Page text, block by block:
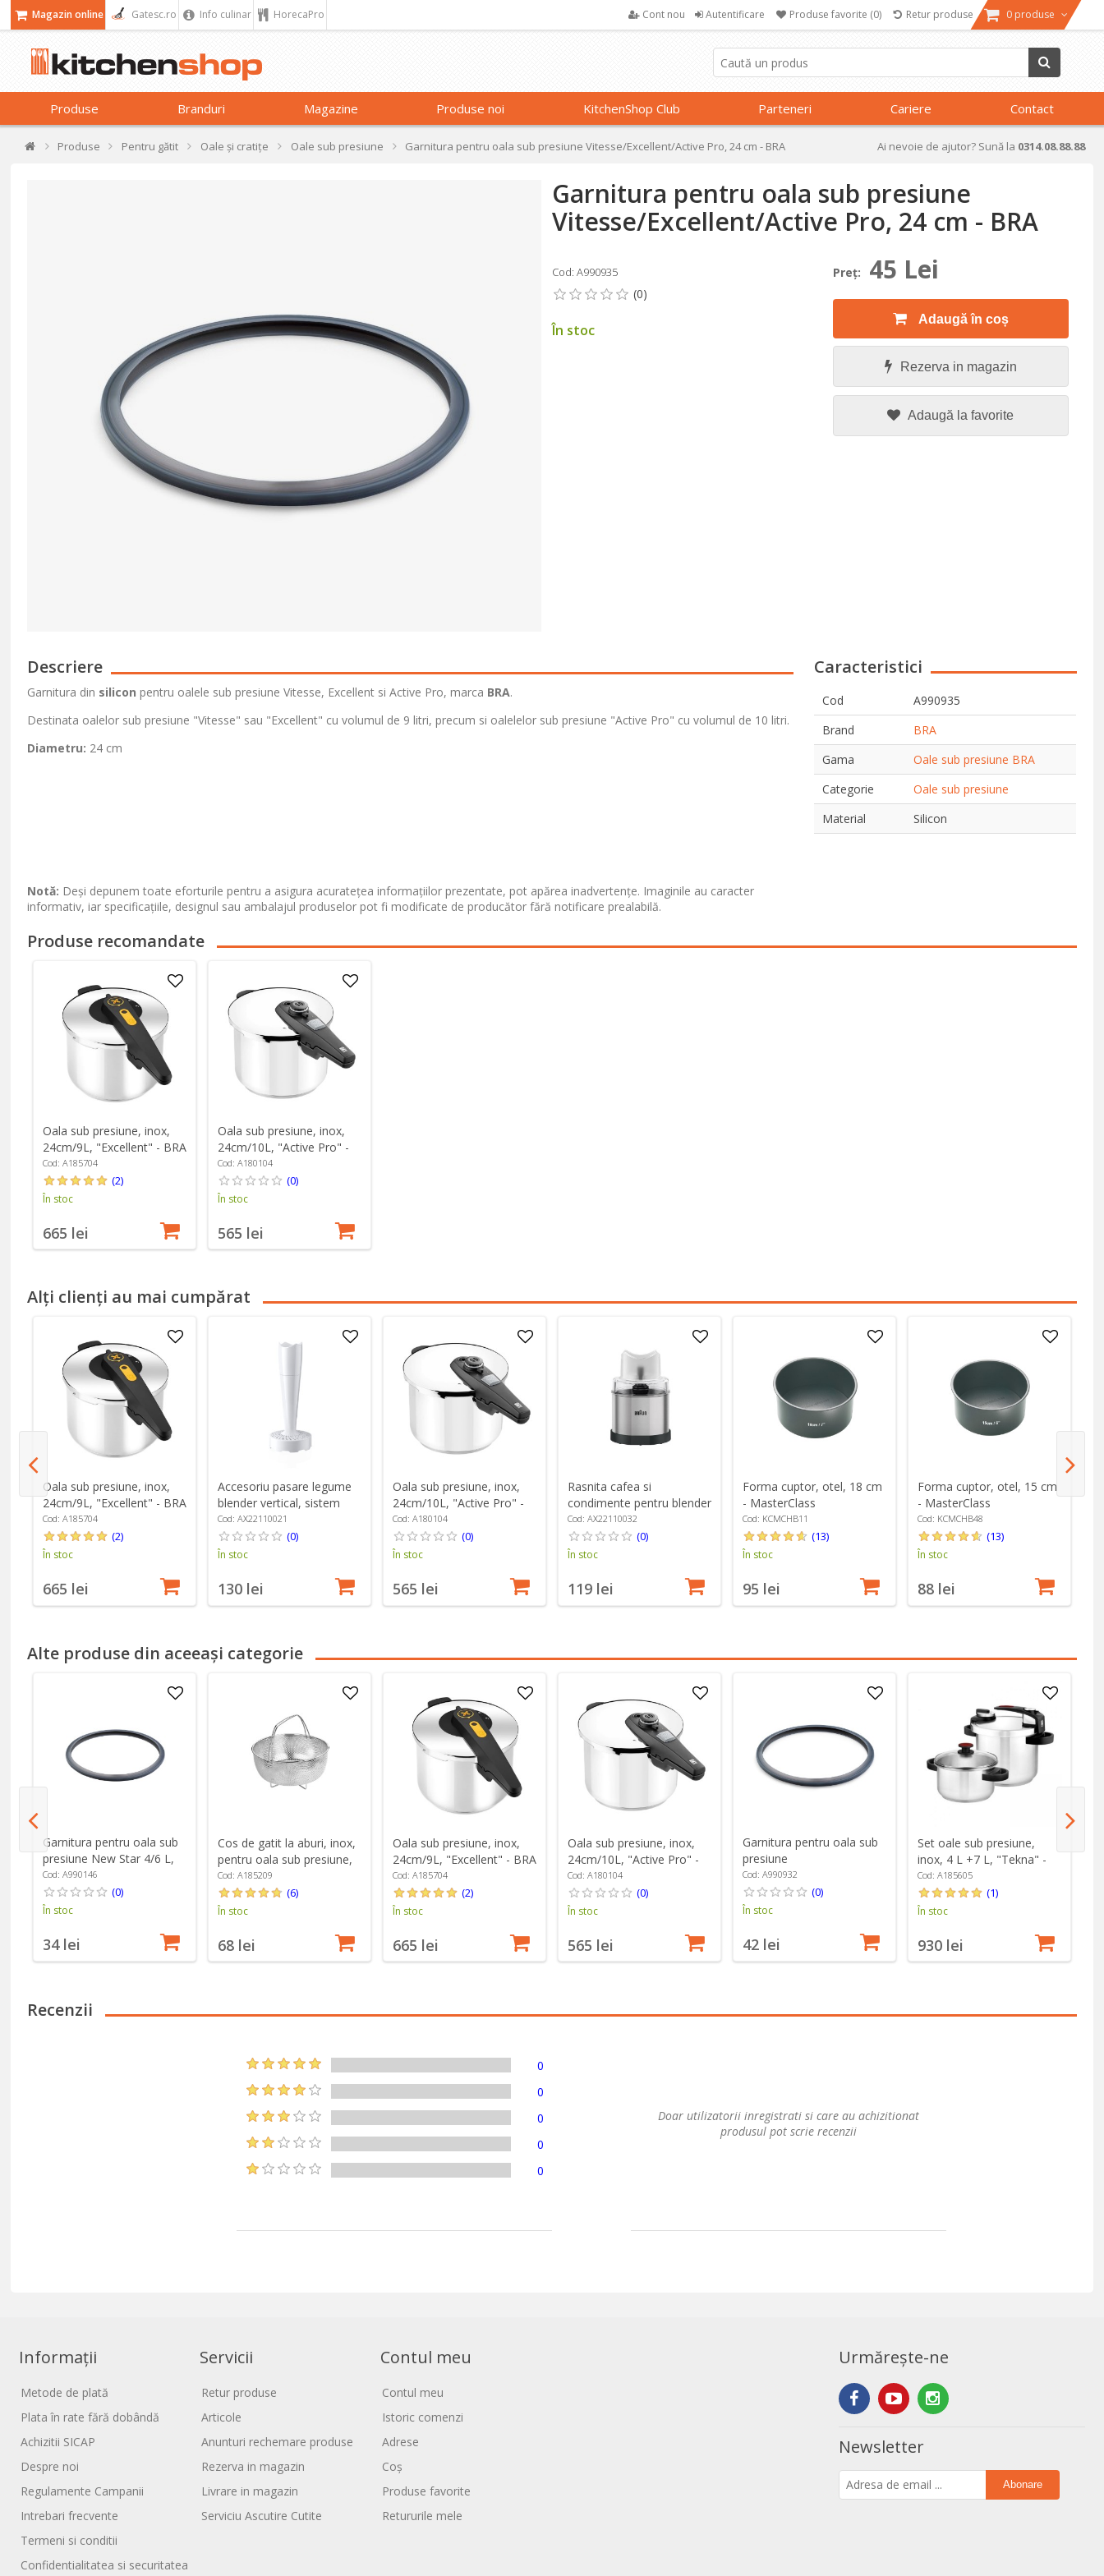
Magazin online Gatesc.ro Info culinar HorecaPro Cont nou Autentificare Produse favorite (0) Retur produse 0 produse
Produse Branduri Magazine Produse noi KitchenShop Club Parteneri Cariere Contact
Produse Pentru gătit Oale și cratițe Oale sub presiune Garnitura pentru oala sub presiune Vitesse/Excellent/Active Pro, 24 cm - BRA Ai nevoie de ajutor? Sună la 0314.08.88.88
Garnitura pentru oala sub presiune
Vitesse/Excellent/Active Pro, 24 cm - BRA
Cod: A990935
În stoc
Preţ: 45 Lei
Adaugă în coș
Rezerva in magazin
Adaugă la favorite
Descriere
Garnitura din silicon pentru oalele sub presiune Vitesse, Excellent si Active Pro, marca BRA.
Destinata oalelor sub presiune "Vitesse" sau "Excellent" cu volumul de 9 litri, precum si oalelelor sub presiune "Active Pro" cu volumul de 10 litri.
Diametru: 24 cm
Caracteristici
Cod
A990935
Brand
BRA
Gama
Oale sub presiune BRA
Categorie
Oale sub presiune
Material
Silicon
Notă: Deși depunem toate eforturile pentru a asigura acuratețea informațiilor prezentate, pot apărea inadvertențe. Imaginile au caracter
informativ, iar specificațiile, designul sau ambalajul produselor pot fi modificate de producător fără notificare prealabilă.
Produse recomandate
Oala sub presiune, inox,
24cm/9L, "Excellent" - BRA
Cod: A185704
(2)
În stoc
665 lei
Oala sub presiune, inox,
24cm/10L, "Active Pro" -
BRA
Cod: A180104
(0)
În stoc
565 lei
Alți clienți au mai cumpărat
Oala sub presiune, inox,
24cm/9L, "Excellent" - BRA
Cod: A185704
(2)
În stoc
665 lei
Accesoriu pasare legume
blender vertical, sistem
EasyClick, Alb - Braun
Cod: AX22110021
(0)
În stoc
130 lei
Oala sub presiune, inox,
24cm/10L, "Active Pro" -
BRA
Cod: A180104
(0)
În stoc
565 lei
Rasnita cafea si
condimente pentru blender
vertical, sistem EasyClick,
inox - Braun
Cod: AX22110032
(0)
În stoc
119 lei
Forma cuptor, otel, 18 cm
- MasterClass
Cod: KCMCHB11
(13)
În stoc
95 lei
Forma cuptor, otel, 15 cm
- MasterClass
Cod: KCMCHB48
(13)
În stoc
88 lei
Alte produse din aceeași categorie
Garnitura pentru oala sub
presiune New Star 4/6 L,
22cm - BRA
Cod: A990146
(0)
În stoc
34 lei
Cos de gatit la aburi, inox,
pentru oala sub presiune,
22cm - BRA
Cod: A185209
(6)
În stoc
68 lei
Oala sub presiune, inox,
24cm/9L, "Excellent" - BRA
Cod: A185704
(2)
În stoc
665 lei
Oala sub presiune, inox,
24cm/10L, "Active Pro" -
BRA
Cod: A180104
(0)
În stoc
565 lei
Garnitura pentru oala sub
presiune
Vitesse/Excellent/Active
Pro, 22 cm - BRA
Cod: A990932
(0)
În stoc
42 lei
Set oale sub presiune,
inox, 4 L +7 L, "Tekna" -
BRA
Cod: A185605
(1)
În stoc
930 lei
Recenzii
0
0
0
0
0
Doar utilizatorii inregistrati si care au achizitionat
produsul pot scrie recenzii
Informații
Metode de plată
Plata în rate fără dobândă
Achizitii SICAP
Despre noi
Regulamente Campanii
Intrebari frecvente
Termeni si conditii
Confidentialitatea si securitatea
Servicii
Retur produse
Articole
Anunturi rechemare produse
Rezerva in magazin
Livrare in magazin
Serviciu Ascutire Cutite
Contul meu
Contul meu
Istoric comenzi
Adrese
Coș
Produse favorite
Retururile mele
Urmărește-ne
Newsletter
Abonare